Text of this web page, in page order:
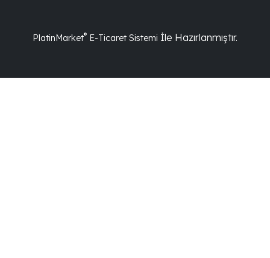
PlatinMarket® E-Ticaret Sistemi İle Hazırlanmıştır.